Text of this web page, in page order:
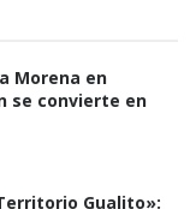
Morena en
se convierte en
Gualito»: